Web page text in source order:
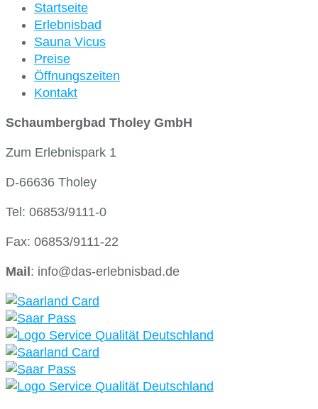
Startseite
Erlebnisbad
Sauna Vicus
Preise
Öffnungszeiten
Kontakt
Schaumbergbad Tholey GmbH
Zum Erlebnispark 1
D-66636 Tholey
Tel: 06853/9111-0
Fax: 06853/9111-22
Mail : info@das-erlebnisbad.de